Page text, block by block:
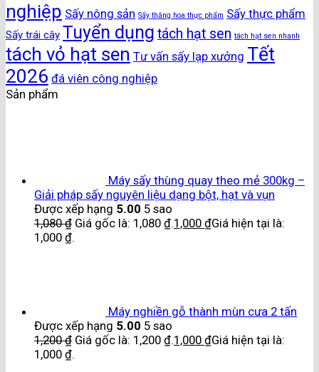
nghiệp Sấy nông sản Sấy thăng hoa thực phẩm Sấy thực phẩm
Sấy trái cây Tuyển dụng tách hạt sen tách hạt sen nhanh
tách vỏ hạt sen Tư vấn sấy lạp xưởng Tết
2026 đá viên công nghiệp
Sản phẩm
Máy sấy thùng quay theo mẻ 300kg –
Giải pháp sấy nguyên liệu dạng bột, hạt và vụn
Được xếp hạng 5.00 5 sao
1,080₫ Giá gốc là: 1,080 ₫.1,000 ₫Giá hiện tại là:
1,000 ₫.
Máy nghiền gỗ thành mùn cưa 2 tấn
Được xếp hạng 5.00 5 sao
1,200₫ Giá gốc là: 1,200 ₫.1,000 ₫Giá hiện tại là:
1,000 ₫.